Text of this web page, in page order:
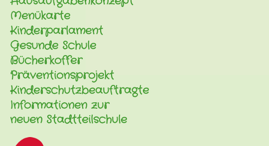
Menükarte
Kinderparlament
Gesunde Schule
Bücherkoffer
Präventionsprojekt
Kinderschutzbeauftragte
Informationen zur
neuen Stadtteilschule